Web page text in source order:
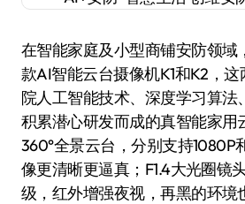
在智能家庭及小型商铺安防领域
款AI智能云台摄像机K1和K2，
院人工智能技术、深度学习算法
积累潜心研发而成的真智能家用
360°全景云台，分别支持1080P
像更清晰更逼真；F1.4大光圈镜
级，红外增强夜视，再黑的环境